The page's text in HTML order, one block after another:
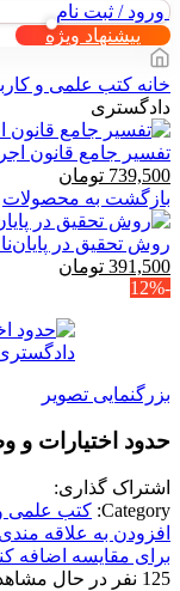
ورود / ثبت نام
پیشنهاد ویژه
خانه کتب علمی و
دادگستری
تفسیر جامع قانون
قیمت
اصلی
850,000 تومان
بود.
739,500 تومان
فعلی
است.
بازگشت به محصولات
روش تحقیق در
قیمت
اصلی
391,500 تومان
است.
-12%
بزرگنمایی تصویر
حدود اختیارات و
اشتراک گذاری:
Category: کتب علمی
افزودن به علاقه مندی
برای مقایسه اضافه
125 نفر در حال